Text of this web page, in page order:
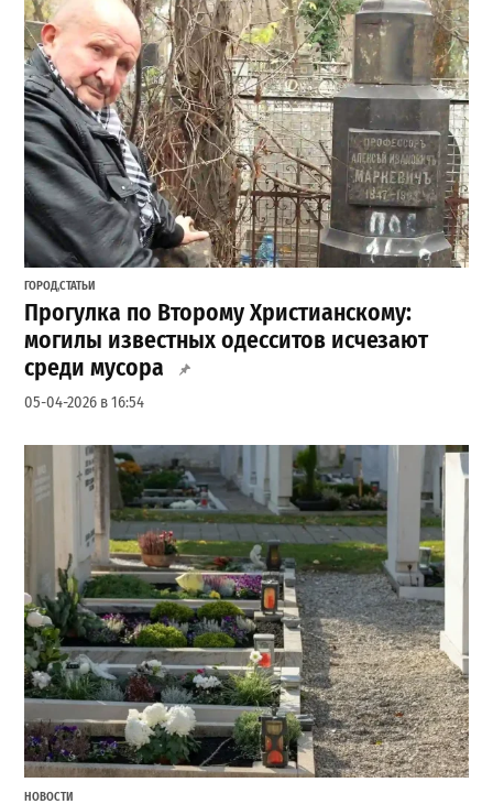
ГОРОД,СТАТЬИ
Прогулка по Второму Христианскому:
могилы известных одесситов исчезают
среди мусора
05-04-2026 в 16:54
НОВОСТИ